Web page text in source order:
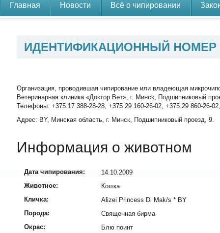
Главная Новости Всё о чипировании
ИДЕНТИФИКАЦИОННЫЙ
Организация, проводившая чипирование или владеющая
Ветеринарная клиника «Доктор Вет», г. Минск, Подшипниковый
Телефоны: +375 17 388-28-28, +375 29 160-26-02, +375 29 860-26-
Адрес: BY, Минская область, г. Минск, Подшипниковый проезд, 9.
Информация о животном
Дата чипирования:
14.10.2009
Животное:
Кошка
Кличка:
Alizei Princess Di Mak/s * BY
Порода:
Священная бирма
Окрас:
Блю поинт